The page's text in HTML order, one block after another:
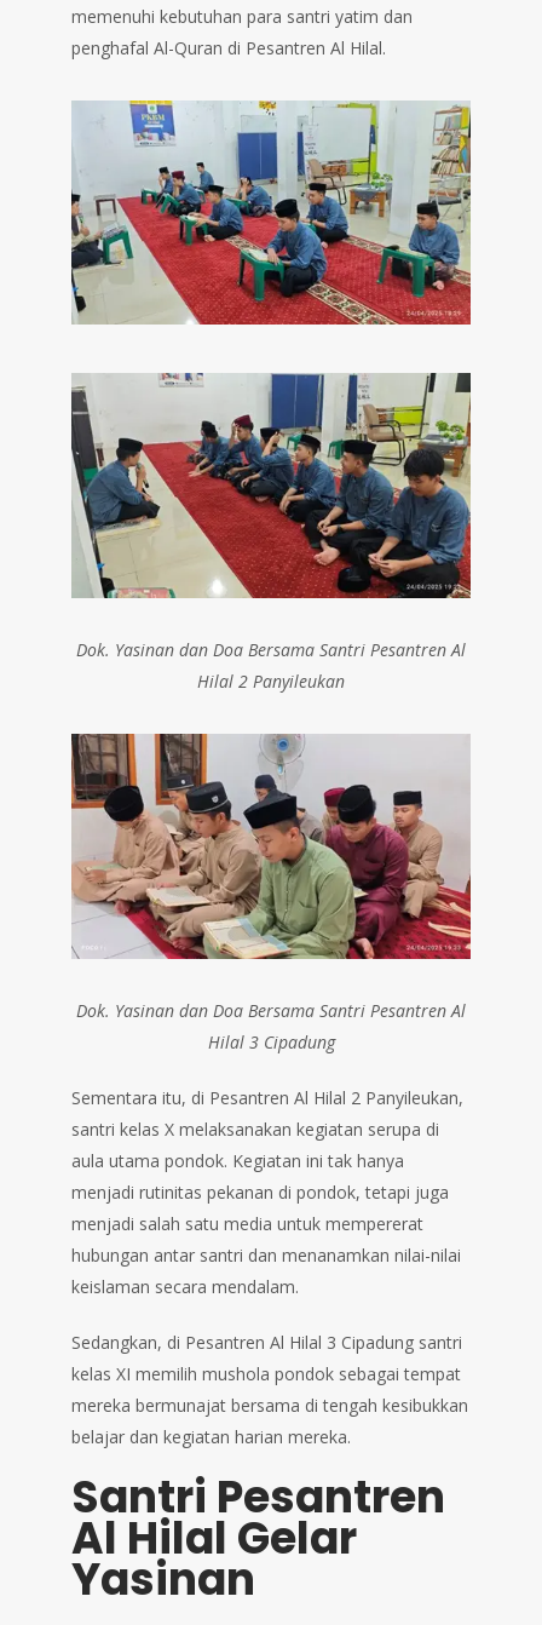
memenuhi kebutuhan para santri yatim dan
penghafal Al-Quran di Pesantren Al Hilal.
Dok. Yasinan dan Doa Bersama Santri Pesantren Al
Hilal 2 Panyileukan
Dok. Yasinan dan Doa Bersama Santri Pesantren Al
Hilal 3 Cipadung
Sementara itu, di Pesantren Al Hilal 2 Panyileukan,
santri kelas X melaksanakan kegiatan serupa di
aula utama pondok. Kegiatan ini tak hanya
menjadi rutinitas pekanan di pondok, tetapi juga
menjadi salah satu media untuk mempererat
hubungan antar santri dan menanamkan nilai-nilai
keislaman secara mendalam.
Sedangkan, di Pesantren Al Hilal 3 Cipadung santri
kelas XI memilih mushola pondok sebagai tempat
mereka bermunajat bersama di tengah kesibukkan
belajar dan kegiatan harian mereka.
Santri Pesantren
Al Hilal Gelar
Yasinan